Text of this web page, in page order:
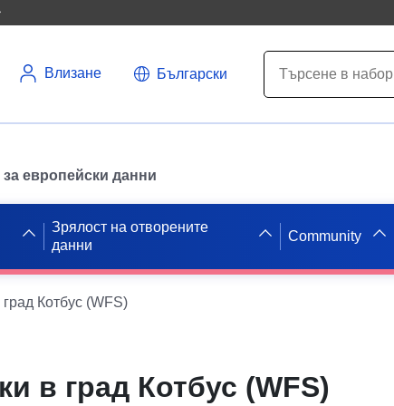
Влизане Български
европейски данни
Зрялост на отворените
данни
Community
Котбус (WFS)
в град Котбус (WFS)